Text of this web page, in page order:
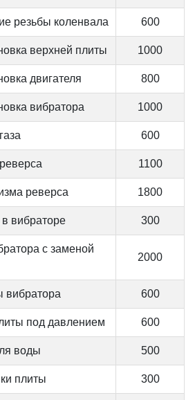
резьбы коленвала 600
верхней плиты 1000
двигателя 800
вибратора 1000
600
1100
реверса 1800
вибраторе 300
с заменой
2000
вибратора 600
под давлением 600
воды 500
плиты 300